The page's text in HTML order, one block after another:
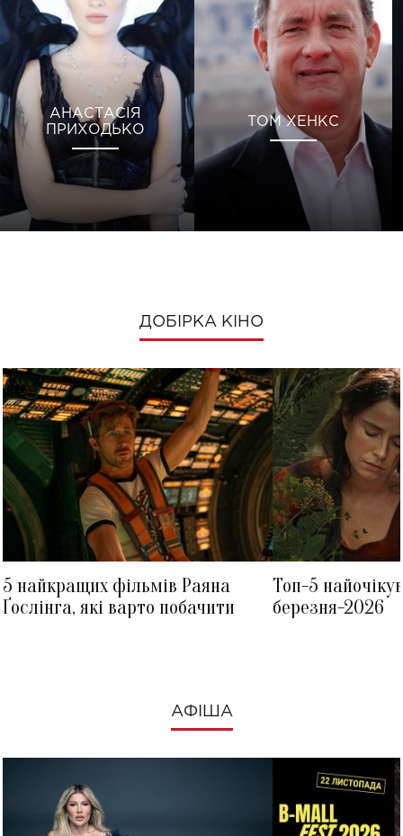
АНАСТАСІЯ
ПРИХОДЬКО
ТОМ ХЕНКС
ДОБІРКА КІНО
5 найкращих фільмів Раяна
Ґослінга, які варто побачити
Топ-5
березня-2026
АФІША